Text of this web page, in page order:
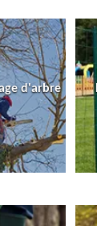
d'arbre